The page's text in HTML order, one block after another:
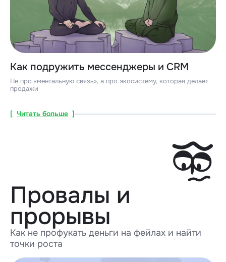
Как подружить мессенджеры и CRM
Не про «ментальную связь», а про экосистему, которая делает
продажи
[ Читать больше ]
Провалы и
прорывы
Как не профукать деньги на фейлах и найти
точки роста